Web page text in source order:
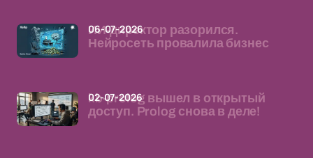
ИИ-директор разорился.
Нейросеть провалила бизнес
06-07-2026
kb-prolog вышел в открытый
доступ. Prolog снова в деле!
02-07-2026